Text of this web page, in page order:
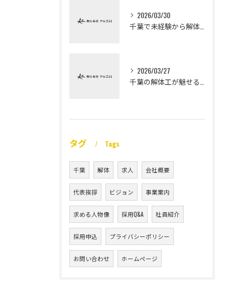
2026/03/30
2026/03/27
タグ Tags
千葉 解体 求人 会社概要
代表挨拶 ビジョン 事業案内
求める人物像 採用Q&A 社員紹介
採用申込 プライバシーポリシー
お問い合わせ ホームページ